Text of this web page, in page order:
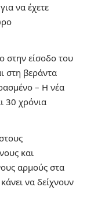
να έχετε
στην είσοδο του
στη βεράντα
– Η νέα
30 χρόνια
και
αρμούς στα
να δείχνουν